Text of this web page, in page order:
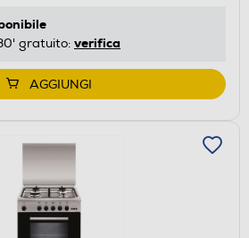
gratuito: verifica
AGGIUNGI